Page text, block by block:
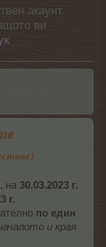
акаунт.
ви
на 30.03.2023 г.
г.
по един
и края